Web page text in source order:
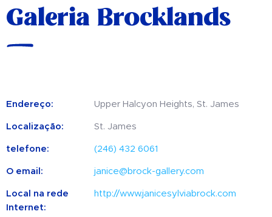
Galeria Brocklands
Endereço: Upper Halcyon Heights, St. James
Localização: St. James
telefone: (246) 432 6061
O email: janice@brock-gallery.com
Local na rede
Internet:
http://www.janicesylviabrock.com